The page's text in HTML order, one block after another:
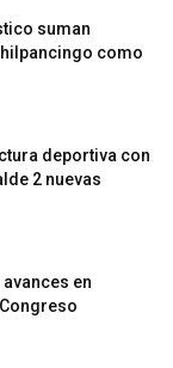
suman
como
deportiva con
2 nuevas
en